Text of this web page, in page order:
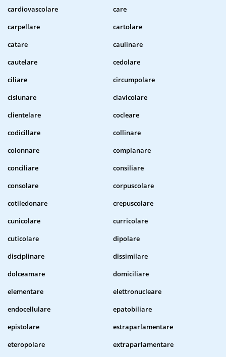
cardiovascolare
care
carpellare
cartolare
catare
caulinare
cautelare
cedolare
ciliare
circumpolare
cislunare
clavicolare
clientelare
cocleare
codicillare
collinare
colonnare
complanare
conciliare
consiliare
consolare
corpuscolare
cotiledonare
crepuscolare
cunicolare
curricolare
cuticolare
dipolare
disciplinare
dissimilare
dolceamare
domiciliare
elementare
elettronucleare
endocellulare
epatobiliare
epistolare
estraparlamentare
eteropolare
extraparlamentare